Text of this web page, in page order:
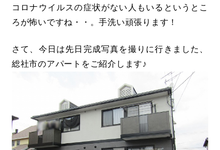
コロナウイルスの症状がない人もいるというとこ
ろが怖いですね・・。手洗い頑張ります！
さて、今日は先日完成写真を撮りに行きました、
総社市のアパートをご紹介します♪